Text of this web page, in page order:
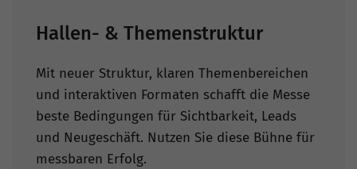
Hallen- & Themenstruktur
Mit neuer Struktur, klaren Themenbereichen
und interaktiven Formaten schafft die Messe
beste Bedingungen für Sichtbarkeit, Leads
und Neugeschäft. Nutzen Sie diese Bühne für
messbaren Erfolg.